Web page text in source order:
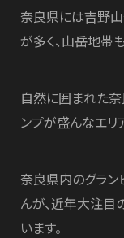
奈良県には吉野
が多く、山岳地帯
自然に囲まれた奈
ンプが盛んなエリ
奈良県内のグラン
んが、近年大注目
います。